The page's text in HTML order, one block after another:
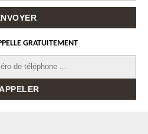
GRATUITEMENT